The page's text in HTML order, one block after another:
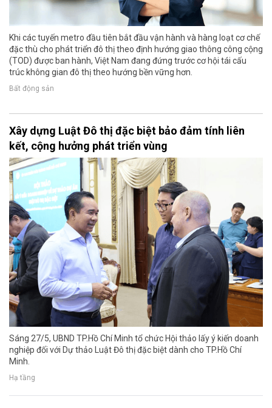
Khi các tuyến metro đầu tiên bắt đầu vận hành và hàng loạt cơ chế
đặc thù cho phát triển đô thị theo định hướng giao thông công cộng
(TOD) được ban hành, Việt Nam đang đứng trước cơ hội tái cấu
trúc không gian đô thị theo hướng bền vững hơn.
Bất động sản
Xây dựng Luật Đô thị đặc biệt bảo đảm tính liên
kết, cộng hưởng phát triển vùng
Sáng 27/5, UBND TP.Hồ Chí Minh tổ chức Hội thảo lấy ý kiến doanh
nghiệp đối với Dự thảo Luật Đô thị đặc biệt dành cho TP.Hồ Chí
Minh.
Hạ tầng